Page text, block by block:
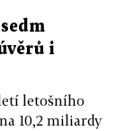
i
letošního
10,2 miliardy